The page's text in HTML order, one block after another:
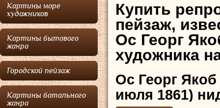
Картины море
художников
Картины бытового
жанра
Городской пейзаж
Картины батального
жанра
Купить
пейзаж,
Ос Георг
художника
Ос Георг
июля 1861)